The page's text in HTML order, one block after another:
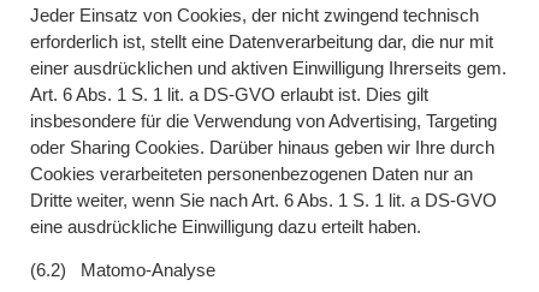
Jeder Einsatz von Cookies, der nicht zwingend technisch
erforderlich ist, stellt eine Datenverarbeitung dar, die nur mit
einer ausdrücklichen und aktiven Einwilligung Ihrerseits gem.
Art. 6 Abs. 1 S. 1 lit. a DS-GVO erlaubt ist. Dies gilt
insbesondere für die Verwendung von Advertising, Targeting
oder Sharing Cookies. Darüber hinaus geben wir Ihre durch
Cookies verarbeiteten personenbezogenen Daten nur an
Dritte weiter, wenn Sie nach Art. 6 Abs. 1 S. 1 lit. a DS-GVO
eine ausdrückliche Einwilligung dazu erteilt haben.
(6.2) Matomo-Analyse